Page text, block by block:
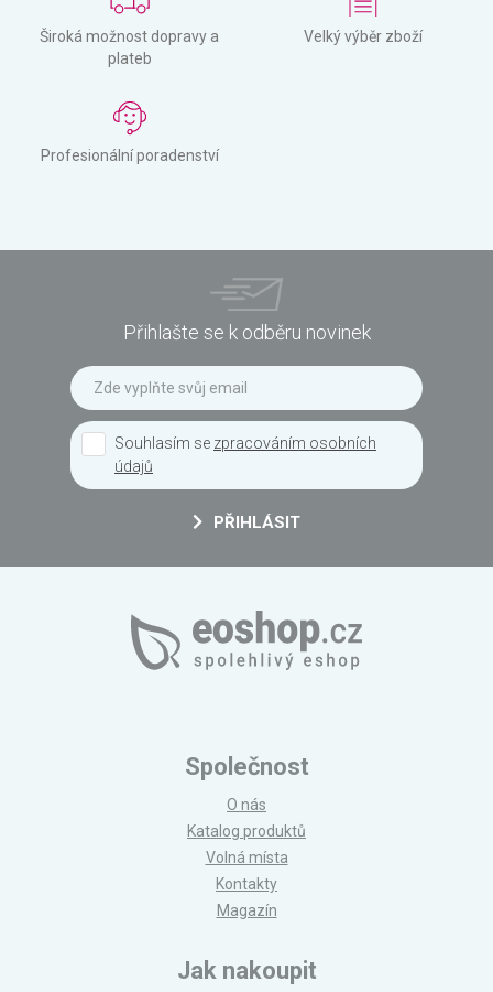
Široká možnost dopravy a
plateb
Velký výběr zboží
Profesionální poradenství
Přihlašte se k odběru novinek
Souhlasím se zpracováním osobních
údajů
PŘIHLÁSIT
Společnost
O nás
Katalog produktů
Volná místa
Kontakty
Magazín
Jak nakoupit